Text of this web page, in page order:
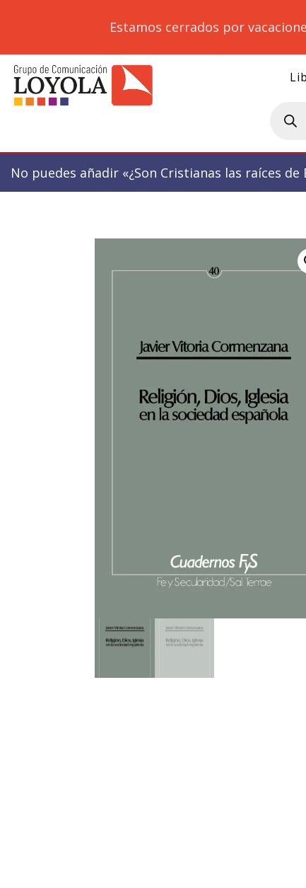
Estamos cerrados por
No puedes añadir «¿Son Cristianas las raíces